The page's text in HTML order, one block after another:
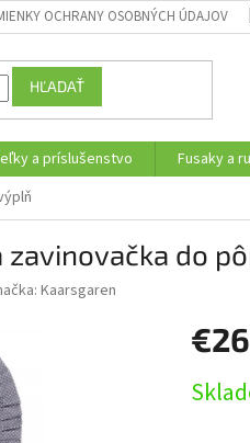
OCHRANY OSOBNÝCH ÚDAJOV
HĽADAŤ
a príslušenstvo Fusaky a
do
Kaarsgaren
cena: